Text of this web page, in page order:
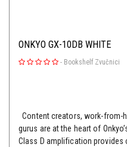
ONKYO GX-10DB WHITE
- Bookshelf Zvučnici
Content creators, work-from-
gurus are at the heart of
Class D amplification provides